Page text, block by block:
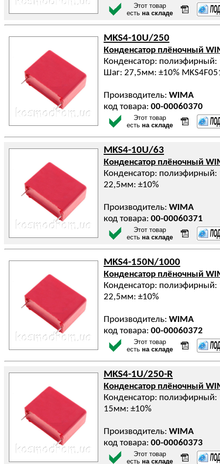
Этот товар
есть на складе
MKS4-10U/250
Конденсатор плёночный
Конденсатор: полиэфирный:
Шаг: 27,5мм: ±10%
Производитель: WIMA
код товара: 00-00060370
Этот товар
есть на складе
MKS4-10U/63
Конденсатор плёночный
Конденсатор:
22,5мм: ±10%
Производитель: WIMA
код товара: 00-00060371
Этот товар
есть на складе
MKS4-150N/1000
Конденсатор плёночный
Конденсатор:
22,5мм: ±10%
Производитель: WIMA
код товара: 00-00060372
Этот товар
есть на складе
MKS4-1U/250-R
Конденсатор плёночный
Конденсатор:
15мм: ±10%
Производитель: WIMA
код товара: 00-00060373
Этот товар
есть на складе